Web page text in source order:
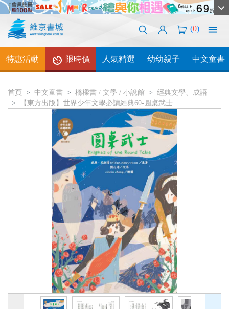
(0)
特惠活動 限時價 人氣精選 幼幼親子 中文童書
首頁 中文童書 橋樑書 / 文學 / 小說館
經典文學、成語
【東方出版】世界少年文學必讀經典60-圓桌武士